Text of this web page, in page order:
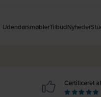
UdendørsmøblerTilbudNyheder
Certificeret